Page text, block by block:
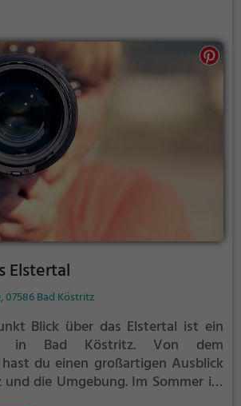
Elstertal
Bad Köstritz
Blick über das Elstertal ist ein
in Bad Köstritz. Von dem
du einen großartigen Ausblick
die Umgebung. Im Sommer ist